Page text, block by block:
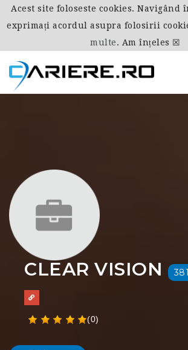
CLEAR VISION
(0)
Acest site foloseste cookies. Navigând
exprimați acordul asupra folosirii
multe. Am înțeles ☒